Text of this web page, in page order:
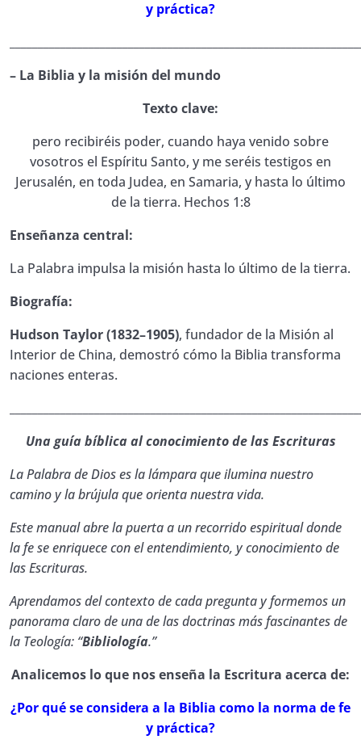
entre inspiración, revelación e iluminación?
la Biblia a lo largo de la historia?
8. Manual de Estudio EBE ¿Cuántos autores
Biblia?
9. Manual de Estudio EBE ¿En qué idiomas fue
escrita originalmente la Biblia?
10. Manual de Estudio EBE ¿En qué período de
tiempo se escribió la Biblia?
11. Manual de Estudio EBE ¿Qué tipo de
12. Manual de Estudio EBE ¿Qué papel
tuvieron profetas y apóstoles en la
principales secciones del Antiguo
0/1
14. Manual de Estudio EBE ¿Cuáles son las
principales secciones del Nuevo Testamento?
15. Manual de Estudio EBE ¿Qué es el
Pentateuco y quién lo escribió?
16 . Manual de Estudio EBE ¿Qué son los libros
históricos en la Biblia?
17. Manual de Estudio EBE ¿Qué son los libros
poéticos y sapienciales?
18. Manual de Estudio EBE ¿Qué son los
y práctica?
– La Biblia y la misión del mundo
Texto clave:
pero recibiréis poder, cuando haya venido sobre
vosotros el Espíritu Santo, y me seréis testigos en
Jerusalén, en toda Judea, en Samaria, y hasta lo último
de la tierra. Hechos 1:8
Enseñanza central:
La Palabra impulsa la misión hasta lo último de la tierra.
Biografía:
Hudson Taylor (1832–1905), fundador de la Misión al
Interior de China, demostró cómo la Biblia transforma
naciones enteras.
Una guía bíblica al conocimiento de las Escrituras
La Palabra de Dios es la lámpara que ilumina nuestro
camino y la brújula que orienta nuestra vida.
Este manual abre la puerta a un recorrido espiritual donde
la fe se enriquece con el entendimiento, y conocimiento de
las Escrituras.
Aprendamos del contexto de cada pregunta y formemos un
panorama claro de una de las doctrinas más fascinantes de
la Teología: “Bibliología.”
Analicemos lo que nos enseña la Escritura acerca de:
¿Por qué se considera a la Biblia como la norma de fe
y práctica?